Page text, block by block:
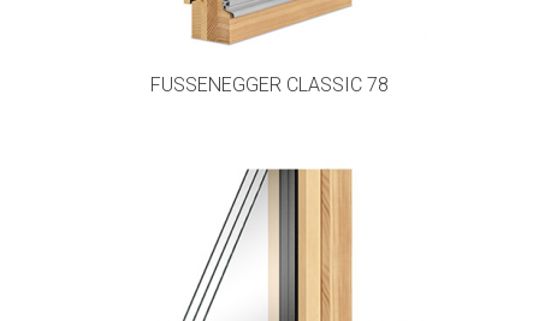
FUSSENEGGER CLASSIC 78